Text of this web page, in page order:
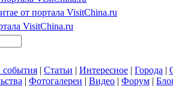
от портала VisitChina.ru
VisitChina.ru
| Статьи | Интересное | Города |
| Фотогалереи | Видео | Форум |